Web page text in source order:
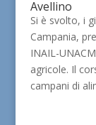
Avellino
Si è svolto, i
Campania,
INAIL-
agricole. Il
campani di